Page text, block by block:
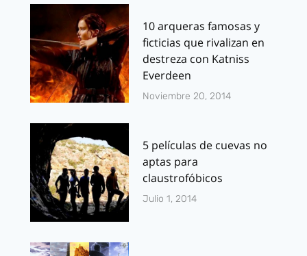
10 arqueras famosas y
ficticias que rivalizan en
destreza con Katniss
Everdeen
Noviembre 20, 2014
5 películas de cuevas no
aptas para
claustrofóbicos
Julio 1, 2014